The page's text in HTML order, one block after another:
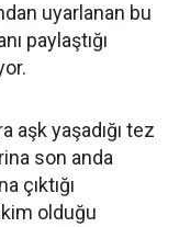
uyarlanan bu
paylaştığı
aşk yaşadığı tez
son anda
çıktığı
olduğu